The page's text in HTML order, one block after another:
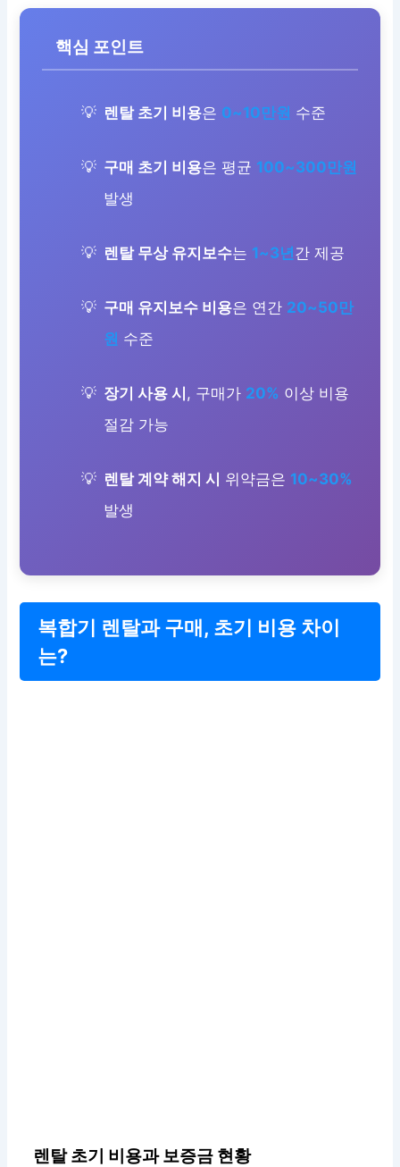
핵심 포인트
렌탈 초기 비용은 0~10만원 수준
구매 초기 비용은 평균 100~300만원
발생
렌탈 무상 유지보수는 1~3년간 제공
구매 유지보수 비용은 연간 20~50만
원 수준
장기 사용 시 , 구매가 20% 이상 비용
절감 가능
렌탈 계약 해지 시 위약금은 10~30%
발생
복합기 렌탈과 구매, 초기 비용 차이
는?
렌탈 초기 비용과 보증금 현황